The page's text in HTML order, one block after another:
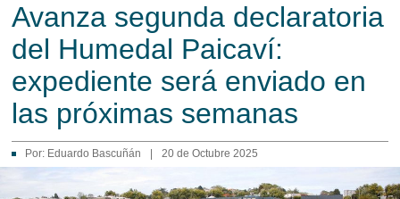
Avanza segunda declaratoria
del Humedal Paicaví:
expediente será enviado en
las próximas semanas
Por: Eduardo Bascuñán 20 de Octubre 2025